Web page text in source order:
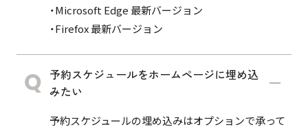
・Microsoft Edge 最新バージョン
・Firefox 最新バージョン
予約スケジュールをホームページに埋め込
みたい
予約スケジュールの埋め込みはオプションで承って